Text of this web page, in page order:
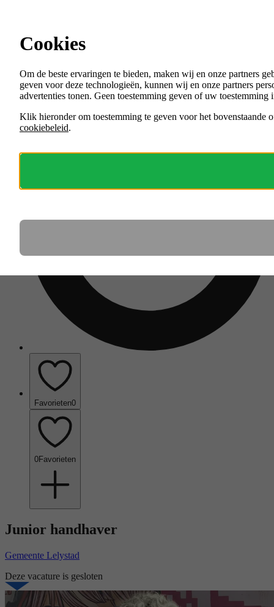
Menu
VACATURES
ORGANISATIES
Favorieten0
0Favorieten
Junior handhaver
Gemeente Lelystad
Deze vacature is gesloten
Cookies
Om de beste ervaringen te bieden, maken wij en onze partners
geven voor deze technologieën, kunnen wij en onze partners
advertenties tonen. Geen toestemming geven of uw
Klik hieronder om toestemming te geven voor het bovenstaande
cookiebeleid.